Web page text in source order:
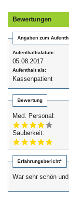
Bewertungen
Angaben zum
Aufenthaltsdatum:
05.08.2017
Aufenthalt als:
Kassenpatient
Bewertung
Med. Personal:
Sauberkeit:
Erfahrungsbericht*
War sehr schön